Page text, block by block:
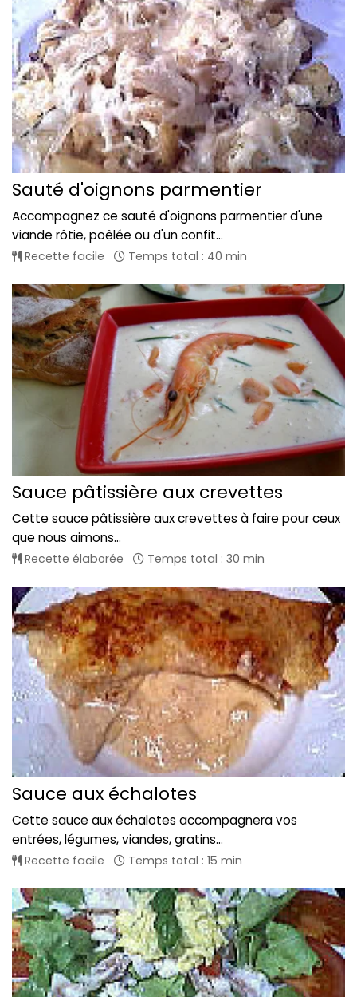
Sauté d'oignons parmentier
Accompagnez ce sauté d'oignons parmentier d'une
viande rôtie, poêlée ou d'un confit...
Recette facile Temps total : 40 min
Sauce pâtissière aux crevettes
Cette sauce pâtissière aux crevettes à faire pour ceux
que nous aimons...
Recette élaborée Temps total : 30 min
Sauce aux échalotes
Cette sauce aux échalotes accompagnera vos
entrées, légumes, viandes, gratins...
Recette facile Temps total : 15 min